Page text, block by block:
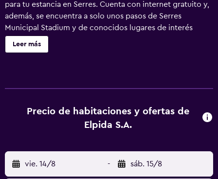
para tu estancia en Serres. Cuenta con internet gratuito y,
además, se encuentra a solo unos pasos de Serres
Municipal Stadium y de conocidos lugares de interés
turístico. El hotel pone a su disposición recepción 24
horas y servicio de despertador. Además, cuenta con
acceder andando a Archaeological Museum of Serres.
Además, Monastery of Saint John the Baptist of Serres está
Leer más
Precio de habitaciones y ofertas de
Elpida S.A.
vie. 14/8 - sáb. 15/8